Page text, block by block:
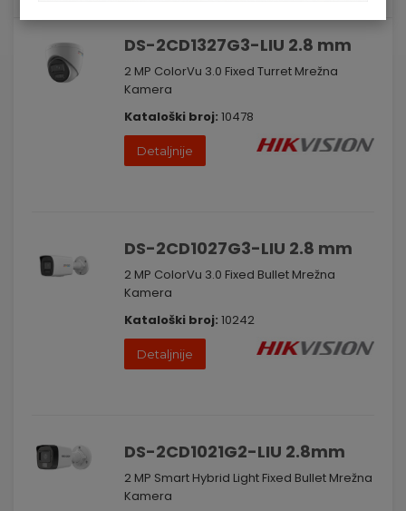
DS-2CD1327G3-LIU 2.8 mm
2 MP ColorVu 3.0 Fixed Turret Mrežna
Kamera
Kataloški broj: 10478
Detaljnije
DS-2CD1027G3-LIU 2.8 mm
2 MP ColorVu 3.0 Fixed Bullet Mrežna
Kamera
Kataloški broj: 10242
Detaljnije
DS-2CD1021G2-LIU 2.8mm
2 MP Smart Hybrid Light Fixed Bullet Mrežna
Kamera